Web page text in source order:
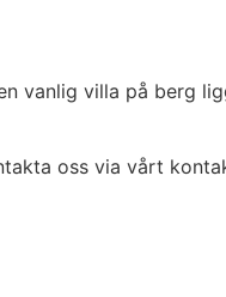
vanlig villa på berg
oss via vårt